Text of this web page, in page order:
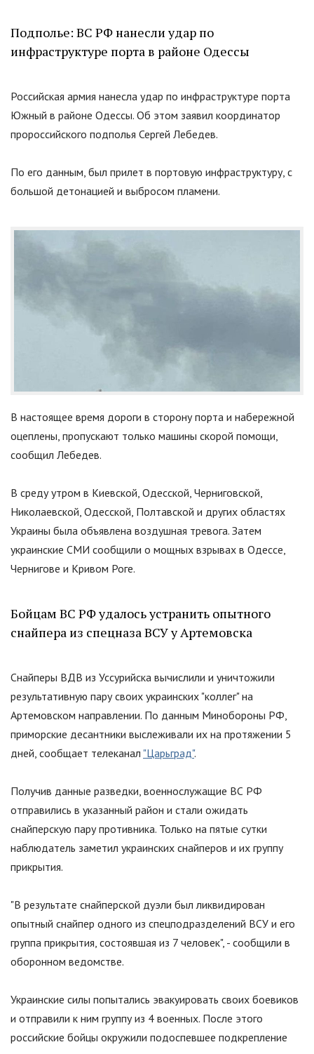
Подполье: ВС РФ нанесли удар по
инфраструктуре порта в районе Одессы
Российская армия нанесла удар по инфраструктуре порта
Южный в районе Одессы. Об этом заявил координатор
пророссийского подполья Сергей Лебедев.
По его данным, был прилет в портовую инфраструктуру, с
большой детонацией и выбросом пламени.
В настоящее время дороги в сторону порта и набережной
оцеплены, пропускают только машины скорой помощи,
сообщил Лебедев.
В среду утром в Киевской, Одесской, Черниговской,
Николаевской, Одесской, Полтавской и других областях
Украины была объявлена воздушная тревога. Затем
украинские СМИ сообщили о мощных взрывах в Одессе,
Чернигове и Кривом Роге.
Бойцам ВС РФ удалось устранить опытного
снайпера из спецназа ВСУ у Артемовска
Снайперы ВДВ из Уссурийска вычислили и уничтожили
результативную пару своих украинских "коллег"на
Артемовском направлении. По данным Минобороны РФ,
приморские десантники выслеживали их на протяжении 5
дней, сообщает телеканал "Царьград".
Получив данные разведки, военнослужащие ВС РФ
отправились в указанный район и стали ожидать
снайперскую пару противника. Только на пятые сутки
наблюдатель заметил украинских снайперов и их группу
прикрытия.
"В результате снайперской дуэли был ликвидирован
опытный снайпер одного из спецподразделений ВСУ и его
группа прикрытия, состоявшая из 7 человек", - сообщили в
оборонном ведомстве.
Украинские силы попытались эвакуировать своих боевиков
и отправили к ним группу из 4 военных. После этого
российские бойцы окружили подоспевшее подкрепление